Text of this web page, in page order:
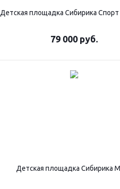
Детская площадка Сибирика Спорт
79 000 руб.
Детская площадка Сибирика